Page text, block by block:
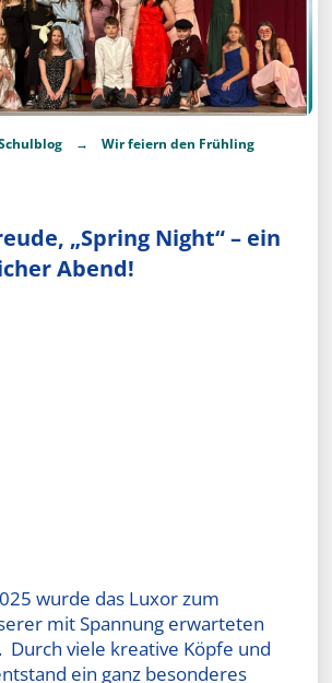
→ Wir feiern den Frühling
„Spring Night“ – ein
Abend!
wurde das Luxor zum
mit Spannung erwarteten
Durch viele kreative Köpfe und
ein ganz besonderes